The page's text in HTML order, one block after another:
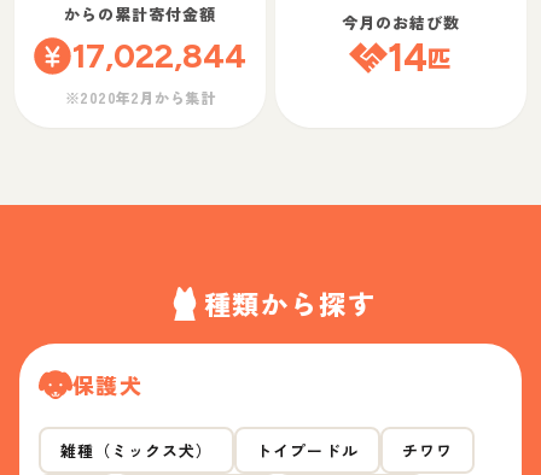
からの累計寄付金額
17,022,844
※2020年2月から集計
今月のお結び数
14匹
種類から探す
保護犬
雑種（ミックス犬） トイプードル チワワ